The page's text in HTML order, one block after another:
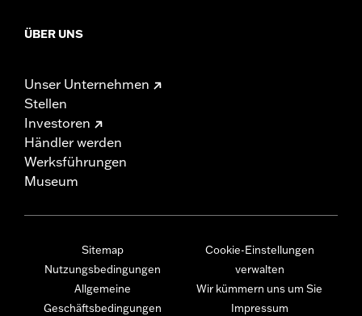
ÜBER UNS
Unser Unternehmen
Stellen
Investoren
Händler werden
Werksführungen
Museum
Sitemap
Nutzungsbedingungen
Allgemeine
Geschäftsbedingungen
Cookie-Einstellungen
verwalten
Wir kümmern uns um Sie
Impressum